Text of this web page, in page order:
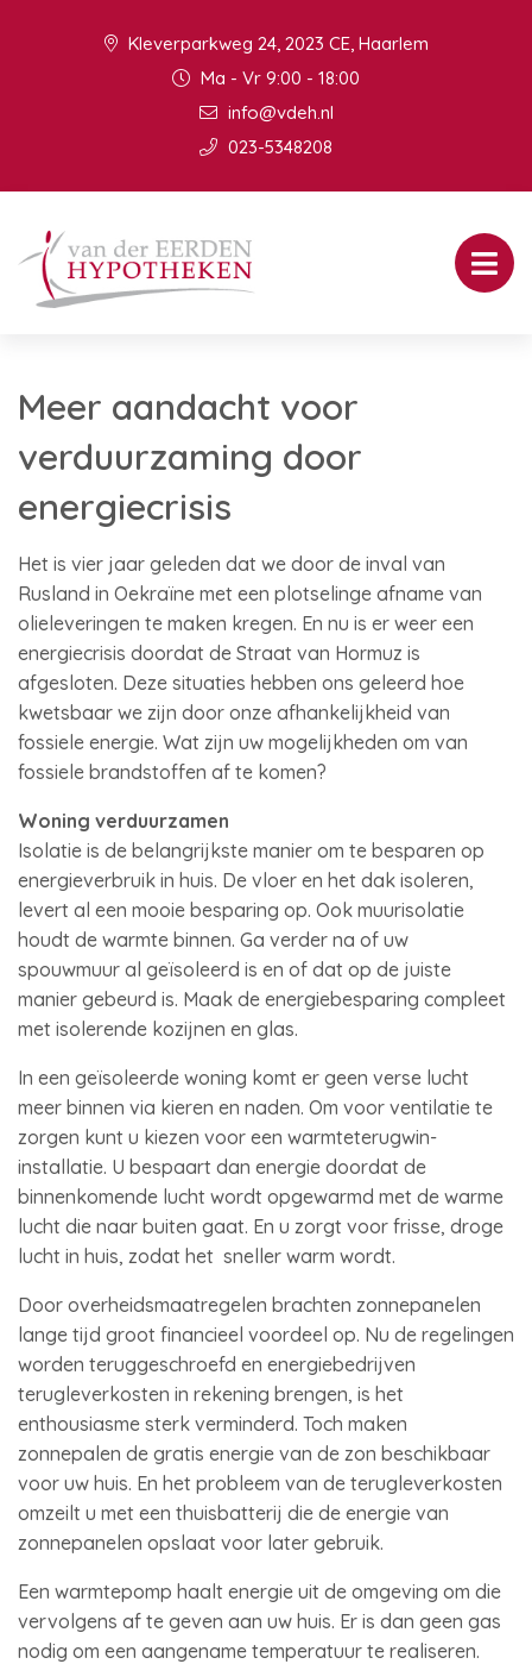
Kleverparkweg 24, 2023 CE, Haarlem
Ma - Vr 9:00 - 18:00
info@vdeh.nl
023-5348208
Meer aandacht voor
verduurzaming door
energiecrisis
Het is vier jaar geleden dat we door de inval van
Rusland in Oekraïne met een plotselinge afname van
olieleveringen te maken kregen. En nu is er weer een
energiecrisis doordat de Straat van Hormuz is
afgesloten. Deze situaties hebben ons geleerd hoe
kwetsbaar we zijn door onze afhankelijkheid van
fossiele energie. Wat zijn uw mogelijkheden om van
fossiele brandstoffen af te komen?
Woning verduurzamen
Isolatie is de belangrijkste manier om te besparen op
energieverbruik in huis. De vloer en het dak isoleren,
levert al een mooie besparing op. Ook muurisolatie
houdt de warmte binnen. Ga verder na of uw
spouwmuur al geïsoleerd is en of dat op de juiste
manier gebeurd is. Maak de energiebesparing compleet
met isolerende kozijnen en glas.
In een geïsoleerde woning komt er geen verse lucht
meer binnen via kieren en naden. Om voor ventilatie te
zorgen kunt u kiezen voor een warmteterugwin-
installatie. U bespaart dan energie doordat de
binnenkomende lucht wordt opgewarmd met de warme
lucht die naar buiten gaat. En u zorgt voor frisse, droge
lucht in huis, zodat het sneller warm wordt.
Door overheidsmaatregelen brachten zonnepanelen
lange tijd groot financieel voordeel op. Nu de regelingen
worden teruggeschroefd en energiebedrijven
terugleverkosten in rekening brengen, is het
enthousiasme sterk verminderd. Toch maken
zonnepalen de gratis energie van de zon beschikbaar
voor uw huis. En het probleem van de terugleverkosten
omzeilt u met een thuisbatterij die de energie van
zonnepanelen opslaat voor later gebruik.
Een warmtepomp haalt energie uit de omgeving om die
vervolgens af te geven aan uw huis. Er is dan geen gas
nodig om een aangename temperatuur te realiseren.